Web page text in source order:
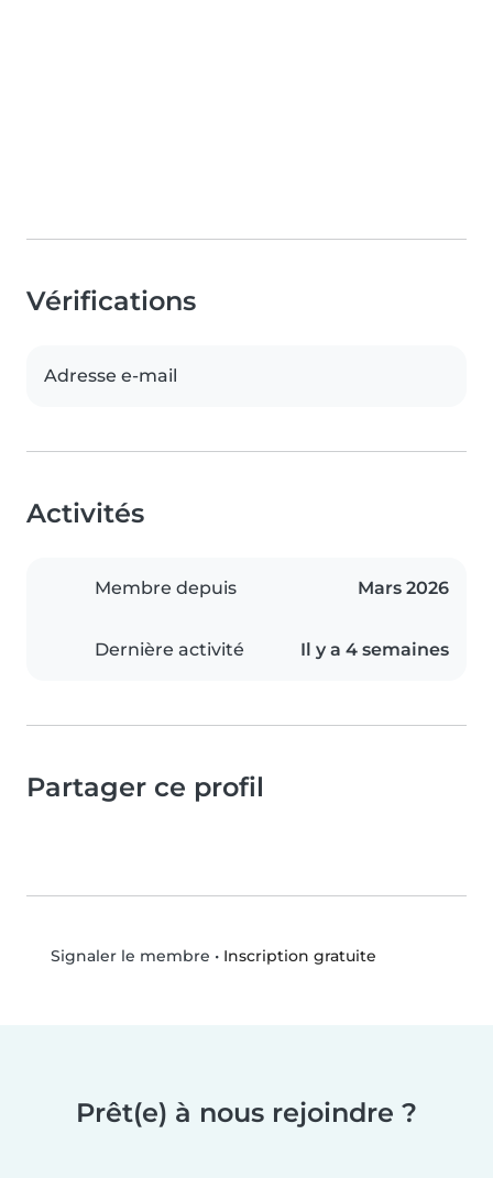
Vérifications
Adresse e-mail
Activités
Membre depuis Mars 2026
Dernière activité Il y a 4 semaines
Partager ce profil
Signaler le membre • Inscription gratuite
Prêt(e) à nous rejoindre ?